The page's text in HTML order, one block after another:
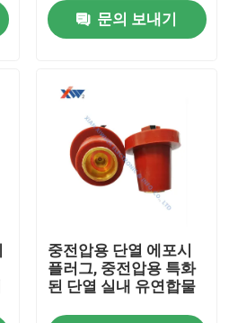
문의 보내기
중전압용 단열 에포시
플러그, 중전압용 특화
된 단열 실내 유연합물